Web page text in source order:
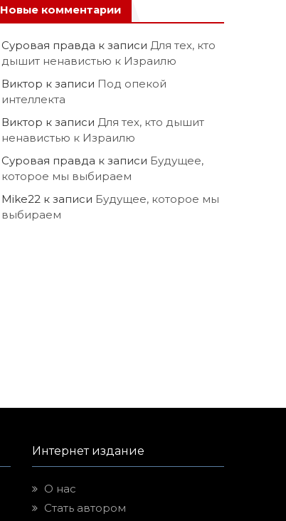
Новые комментарии
Суровая правда к записи Для тех, кто
дышит ненавистью к Израилю
Виктор к записи Под опекой
интеллекта
Виктор к записи Для тех, кто дышит
ненавистью к Израилю
Суровая правда к записи Будущее,
которое мы выбираем
Mike22 к записи Будущее, которое мы
выбираем
Интернет издание
О нас
Стать автором